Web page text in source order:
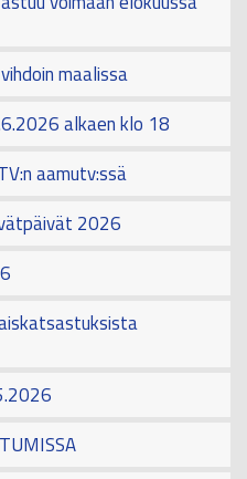
maalissa
alkaen klo 18
aamutv:ssä
2026